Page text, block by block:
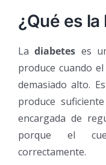
¿Qué es
Ladiabetes es
produce cuando
demasiado alto.
produce suficiente
encargada de
porque el
correctamente.